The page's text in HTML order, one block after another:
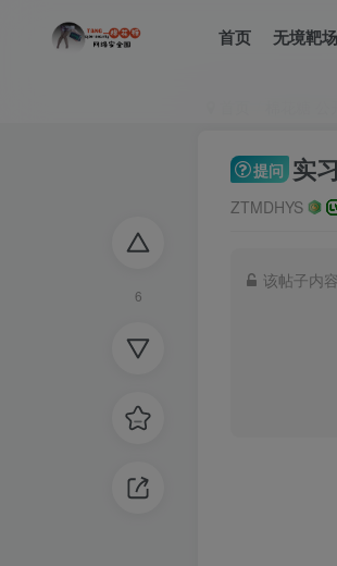
首页 无境靶场
6
提问 实
ZTMDHYS
该帖子内